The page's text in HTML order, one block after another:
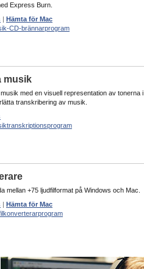
Express Burn.
| Hämta för Mac
CD-brännarprogram
musik
med en visuell representation av tonerna i
transkribering av musik.
mellan +75 ljudfilformat på Windows och Mac.
| Hämta för Mac